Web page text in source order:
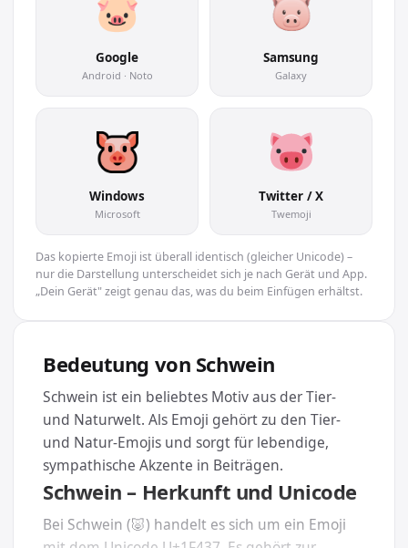
Google
Android · Noto
Samsung
Galaxy
Windows
Microsoft
Twitter / X
Twemoji
Das kopierte Emoji ist überall identisch (gleicher Unicode) –
nur die Darstellung unterscheidet sich je nach Gerät und App.
„Dein Gerät" zeigt genau das, was du beim Einfügen erhältst.
Bedeutung von Schwein
Schwein ist ein beliebtes Motiv aus der Tier-
und Naturwelt. Als Emoji gehört zu den Tier-
und Natur-Emojis und sorgt für lebendige,
sympathische Akzente in Beiträgen.
Schwein – Herkunft und Unicode
Bei Schwein (🐷) handelt es sich um ein Emoji